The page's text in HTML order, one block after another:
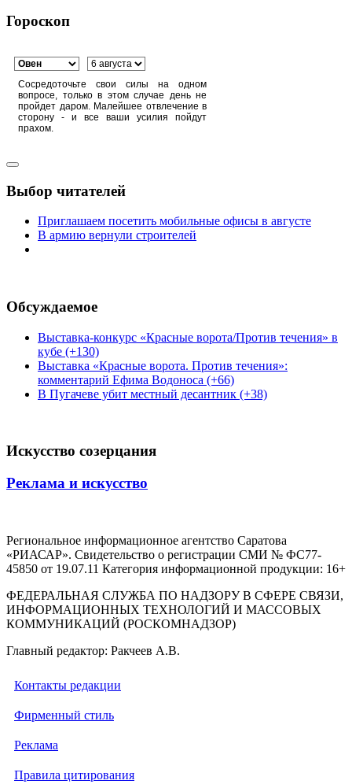
Гороскоп
Сосредоточьте свои силы на одном
вопросе, только в этом случае день не
пройдет даром. Малейшее отвлечение в
сторону - и все ваши усилия пойдут
прахом.
Выбор читателей
Приглашаем посетить мобильные офисы в августе
В армию вернули строителей
Обсуждаемое
Выставка-конкурс «Красные ворота/Против течения» в
кубе (+130)
Выставка «Красные ворота. Против течения»:
комментарий Ефима Водоноса (+66)
В Пугачеве убит местный десантник (+38)
Искусство созерцания
Реклама и искусство
Региональное информационное агентство Саратова
«РИАСАР». Свидетельство о регистрации СМИ № ФС77-
45850 от 19.07.11 Категория информационной продукции: 16+
ФЕДЕРАЛЬНАЯ СЛУЖБА ПО НАДЗОРУ В СФЕРЕ СВЯЗИ,
ИНФОРМАЦИОННЫХ ТЕХНОЛОГИЙ И МАССОВЫХ
КОММУНИКАЦИЙ (РОСКОМНАДЗОР)
Главный редактор: Ракчеев А.В.
Контакты редакции
Фирменный стиль
Реклама
Правила цитирования